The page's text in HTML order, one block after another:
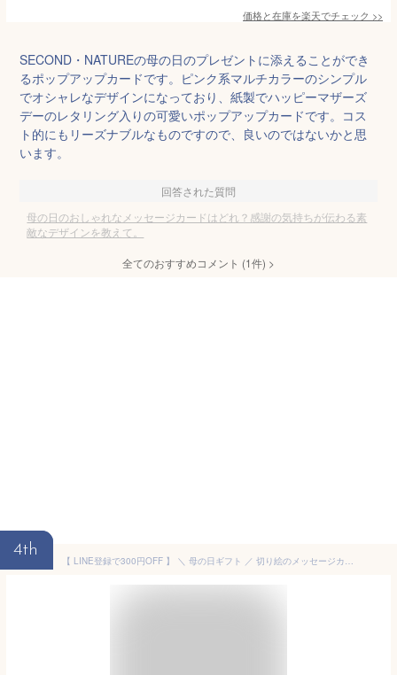
価格と在庫を楽天でチェック >>
SECOND・NATUREの母の日のプレゼントに添えることができ
るポップアップカードです。ピンク系マルチカラーのシンプル
でオシャレなデザインになっており、紙製でハッピーマザーズ
デーのレタリング入りの可愛いポップアップカードです。コス
ト的にもリーズナブルなものですので、良いのではないかと思
います。
回答された質問
母の日のおしゃれなメッセージカードはどれ？感謝の気持ちが伝わる素
敵なデザインを教えて。
全てのおすすめコメント (1件) >
4th
【 LINE登録で300円OFF 】 ＼ 母の日ギフト ／ 切り絵のメッセージカード 「 Happy Mother's Day 」 母の日 ギフト プレゼント カッティングアート カード 母の日カード ママ お母さん 母 手紙 かわいい シンプル おしゃれ 感謝